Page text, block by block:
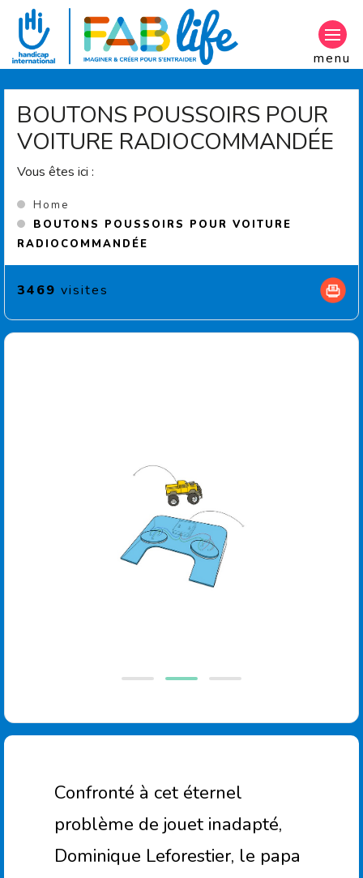
Aller au contenu principal
menu
BOUTONS POUSSOIRS POUR
VOITURE RADIOCOMMANDÉE
Vous êtes ici :
Home
BOUTONS POUSSOIRS POUR VOITURE
RADIOCOMMANDÉE
3469 visites
Confronté à cet éternel
problème de jouet inadapté,
Dominique Leforestier, le papa